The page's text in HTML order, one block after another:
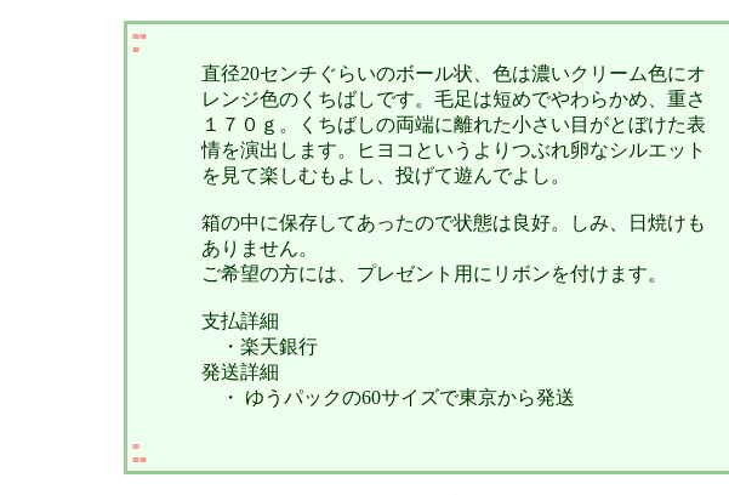
■■
■
直径20センチぐらいのボール状、色は濃いクリーム色にオ
レンジ色のくちばしです。毛足は短めでやわらかめ、重さ
１７０ｇ。くちばしの両端に離れた小さい目がとぼけた表
情を演出します。ヒヨコというよりつぶれ卵なシルエット
を見て楽しむもよし、投げて遊んでよし。
箱の中に保存してあったので状態は良好。しみ、日焼けも
ありません。
ご希望の方には、プレゼント用にリボンを付けます。
支払詳細
・楽天銀行
発送詳細
・ ゆうパックの60サイズで東京から発送
■
■■